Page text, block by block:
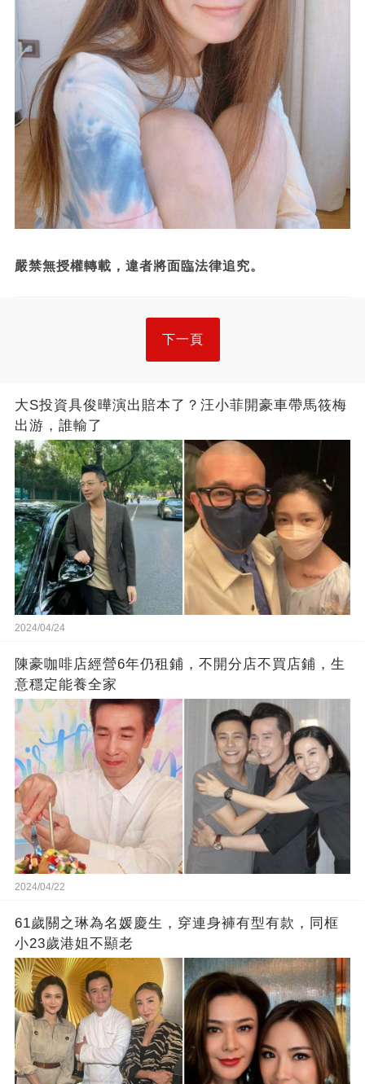
嚴禁無授權轉載，違者將面臨法律追究。
下一頁
大S投資具俊曄演出賠本了？汪小菲開豪車帶馬筱梅
出游，誰輸了
2024/04/24
陳豪咖啡店經營6年仍租鋪，不開分店不買店鋪，生
意穩定能養全家
2024/04/22
61歲關之琳為名媛慶生，穿連身褲有型有款，同框
小23歲港姐不顯老